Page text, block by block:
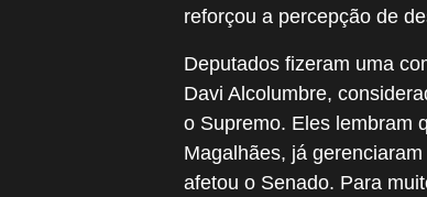
reforçou a percepção de
Deputados fizeram uma
Davi Alcolumbre,
o Supremo. Eles lembram
Magalhães, já
afetou o Senado. Para